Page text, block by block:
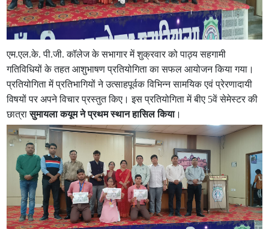
एम.एल.के. पी.जी. कॉलेज के सभागार में शुक्रवार को पाठ्य सहगामी
गतिविधियों के तहत आशुभाषण प्रतियोगिता का सफल आयोजन किया गया।
प्रतियोगिता में प्रतिभागियों ने उत्साहपूर्वक विभिन्न सामयिक एवं प्रेरणादायी
विषयों पर अपने विचार प्रस्तुत किए। इस प्रतियोगिता में बीए 5वें सेमेस्टर की
छात्रासुमायला कयूम ने प्रथम स्थान हासिल किया।